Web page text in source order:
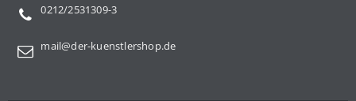
0212/2531309-3
mail@der-kuenstlershop.de